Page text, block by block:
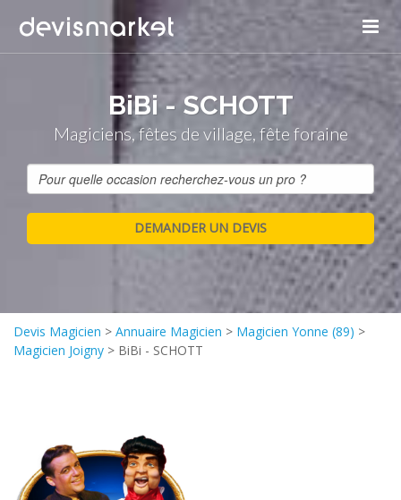
BiBi - SCHOTT
Magiciens, fêtes de village, fête foraine
Devis Magicien > Annuaire Magicien > Magicien Yonne (89) >
Magicien Joigny > BiBi - SCHOTT